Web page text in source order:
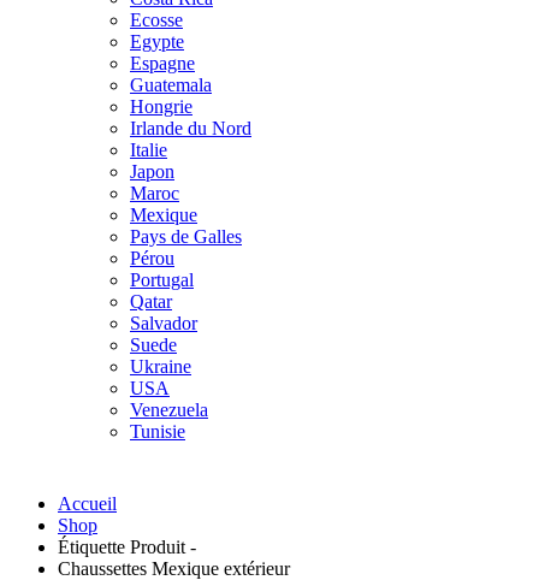
Ecosse
Egypte
Espagne
Guatemala
Hongrie
Irlande du Nord
Italie
Japon
Maroc
Mexique
Pays de Galles
Pérou
Portugal
Qatar
Salvador
Suede
Ukraine
USA
Venezuela
Tunisie
Accueil
Shop
Étiquette Produit -
Chaussettes Mexique extérieur